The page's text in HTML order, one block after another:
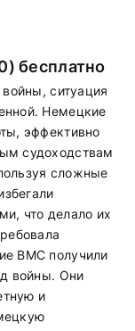
бесплатно
ситуация
Немецкие
эффективно
судоходствам
сложные
что делало их
ВМС получили
войны. Они
и